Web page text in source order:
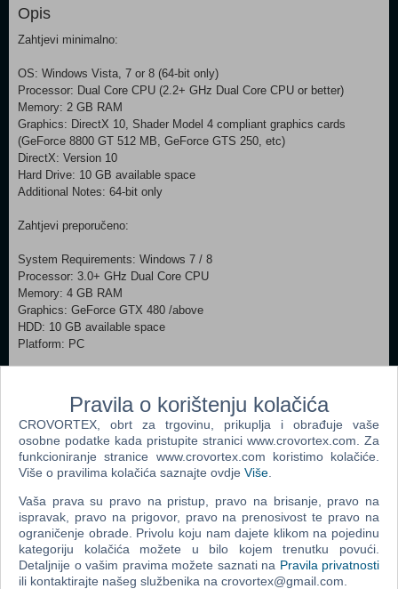
Opis
Zahtjevi minimalno:
OS: Windows Vista, 7 or 8 (64-bit only)
Processor: Dual Core CPU (2.2+ GHz Dual Core CPU or better)
Memory: 2 GB RAM
Graphics: DirectX 10, Shader Model 4 compliant graphics cards
(GeForce 8800 GT 512 MB, GeForce GTS 250, etc)
DirectX: Version 10
Hard Drive: 10 GB available space
Additional Notes: 64-bit only
Zahtjevi preporučeno:
System Requirements: Windows 7 / 8
Processor: 3.0+ GHz Dual Core CPU
Memory: 4 GB RAM
Graphics: GeForce GTX 480 /above
HDD: 10 GB available space
Platform: PC
Pravila o korištenju kolačića
CROVORTEX, obrt za trgovinu, prikuplja i obrađuje vaše
osobne podatke kada pristupite stranici www.crovortex.com. Za
funkcioniranje stranice www.crovortex.com koristimo kolačiće.
Više o pravilima kolačića saznajte ovdje Više
Vaša prava su pravo na pristup, pravo na brisanje, pravo na
ispravak, pravo na prigovor, pravo na prenosivost te pravo na
ograničenje obrade. Privolu koju nam dajete klikom na pojedinu
kategoriju kolačića možete u bilo kojem trenutku povući.
Detaljnije o vašim pravima možete saznati na Pravila privatnosti
ili kontaktirajte našeg službenika na crovortex@gmail.com.